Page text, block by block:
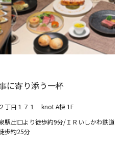
に寄り添う一杯
丁目１７１ knot A棟 1F
駅出口より徒歩約9分/ＩＲいしかわ鉄道
歩約25分